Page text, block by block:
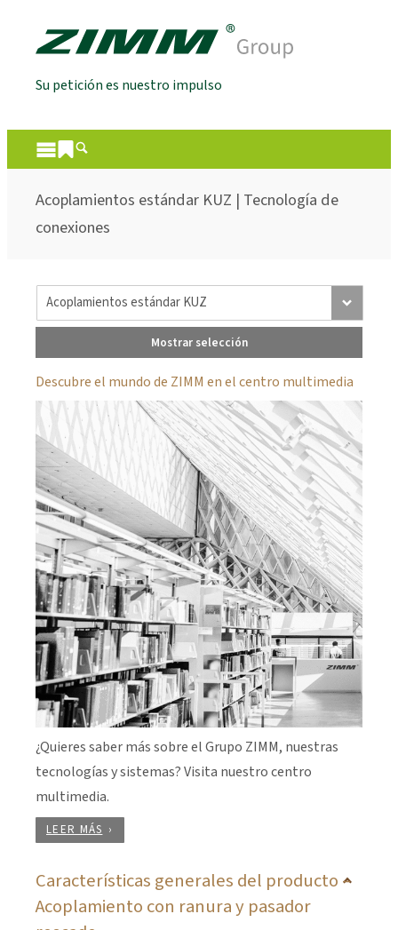
Su petición es nuestro impulso
Acoplamientos estándar KUZ | Tecnología de
conexiones
Mostrar selección
Descubre el mundo de ZIMM en el centro multimedia
¿Quieres saber más sobre el Grupo ZIMM, nuestras
tecnologías y sistemas? Visita nuestro centro
multimedia.
LEER MÁS
Características generales del producto –
Acoplamiento con ranura y pasador